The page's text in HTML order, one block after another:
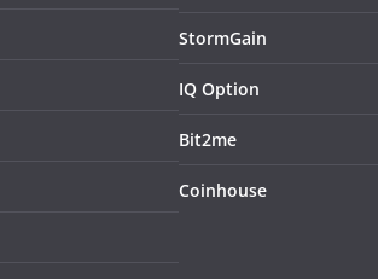
StormGain
IQ Option
Bit2me
Coinhouse